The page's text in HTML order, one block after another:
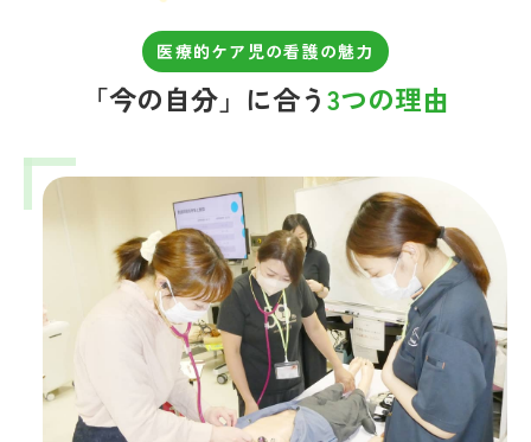
医療的ケア児の看護の魅力
「今の自分」に合う3つの理由